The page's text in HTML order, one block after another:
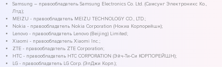
Samsung – правообладатель Samsung Electronics Co. Ltd. (Самсунг Электроникс Ко.,
Лтд.);
MEIZU - правообладатель MEIZU TECHNOLOGY CO., LTD.;
Nokia - правообладатель Nokia Corporation (Нокиа Корпорейшн);
Lenovo - правообладатель Lenovo (Beijing) Limited;
Xiaomi - правообладатель Xiaomi Inc.;
ZTE - правообладатель ZTE Corporation;
HTC - правообладатель HTC CORPORATION (Эйч-Ти-Си КОРПОРЕЙШН);
LG - правообладатель LG Corp. (ЭлДжи Корп.);